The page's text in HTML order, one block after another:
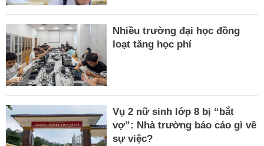
Nhiều trường đại học đồng
loạt tăng học phí
Vụ 2 nữ sinh lớp 8 bị “bắt
vợ”: Nhà trường báo cáo gì về
sự việc?